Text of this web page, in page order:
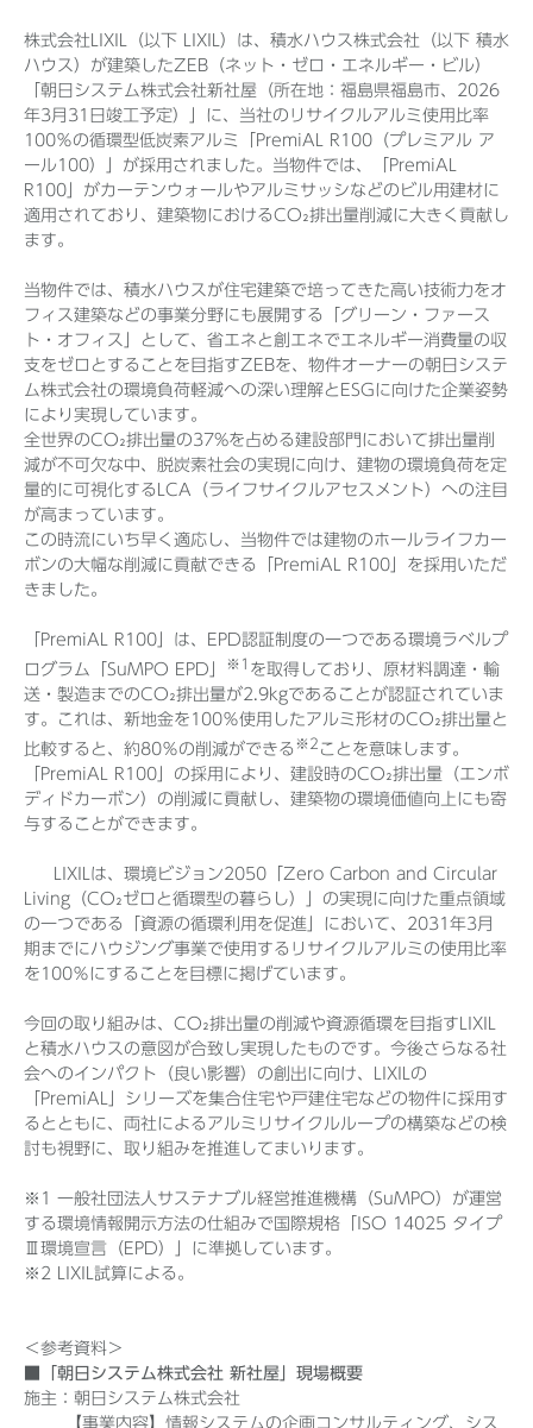
製品ニュースアーカイブ
株式会社LIXIL（以下 LIXIL）は、積水ハウス株式会社（以下 積水
ハウス）が建築したZEB（ネット・ゼロ・エネルギー・ビル）
「朝日システム株式会社新社屋（所在地：福島県福島市、2026
年3月31日竣工予定）」に、当社のリサイクルアルミ使用比率
100％の循環型低炭素アルミ「PremiAL R100（プレミアル ア
ール100）」が採用されました。当物件では、「PremiAL
R100」がカーテンウォールやアルミサッシなどのビル用建材に
適用されており、建築物におけるCO₂排出量削減に大きく貢献し
ます。
当物件では、積水ハウスが住宅建築で培ってきた高い技術力をオ
フィス建築などの事業分野にも展開する「グリーン・ファース
ト・オフィス」として、省エネと創エネでエネルギー消費量の収
支をゼロとすることを目指すZEBを、物件オーナーの朝日システ
ム株式会社の環境負荷軽減への深い理解とESGに向けた企業姿勢
により実現しています。
全世界のCO₂排出量の37%を占める建設部門において排出量削
減が不可欠な中、脱炭素社会の実現に向け、建物の環境負荷を定
量的に可視化するLCA（ライフサイクルアセスメント）への注目
が高まっています。
この時流にいち早く適応し、当物件では建物のホールライフカー
ボンの大幅な削減に貢献できる「PremiAL R100」を採用いただ
きました。
「PremiAL R100」は、EPD認証制度の一つである環境ラベルプ
ログラム「SuMPO EPD」
※1 を取得しており、原材料調達・輸
送・製造までのCO₂排出量が2.9kgであることが認証されていま
す。これは、新地金を100％使用したアルミ形材のCO₂排出量と
比較すると、約80％の削減ができる※2 ことを意味します。
「PremiAL R100」の採用により、建設時のCO₂排出量（エンボ
ディドカーボン）の削減に貢献し、建築物の環境価値向上にも寄
与することができます。
LIXILは、環境ビジョン2050「Zero Carbon and Circular
Living（CO₂ゼロと循環型の暮らし）」の実現に向けた重点領域
の一つである「資源の循環利用を促進」において、2031年3月
期までにハウジング事業で使用するリサイクルアルミの使用比率
を100％にすることを目標に掲げています。
今回の取り組みは、CO₂排出量の削減や資源循環を目指すLIXIL
と積水ハウスの意図が合致し実現したものです。今後さらなる社
会へのインパクト（良い影響）の創出に向け、LIXILの
「PremiAL」シリーズを集合住宅や戸建住宅などの物件に採用す
るとともに、両社によるアルミリサイクルループの構築などの検
討も視野に、取り組みを推進してまいります。
※1 一般社団法人サステナブル経営推進機構（SuMPO）が運営
する環境情報開示方法の仕組みで国際規格「ISO 14025 タイプ
Ⅲ環境宣言（EPD）」に準拠しています。
※2 LIXIL試算による。
＜参考資料＞
■「朝日システム株式会社 新社屋」現場概要
施主：朝日システム株式会社
【事業内容】情報システムの企画コンサルティング、シス